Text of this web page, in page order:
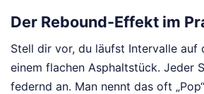
Der Rebound-Effekt im
Stell dir vor, du läufst Intervalle auf
einem flachen Asphaltstück. Jeder
federnd an. Man nennt das oft